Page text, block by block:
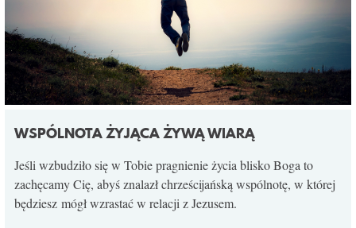
WSPÓLNOTA ŻYJĄCA ŻYWĄ WIARĄ
Jeśli wzbudziło się w Tobie pragnienie życia blisko Boga to
zachęcamy Cię, abyś znalazł chrześcijańską wspólnotę, w której
będziesz mógł wzrastać w relacji z Jezusem.